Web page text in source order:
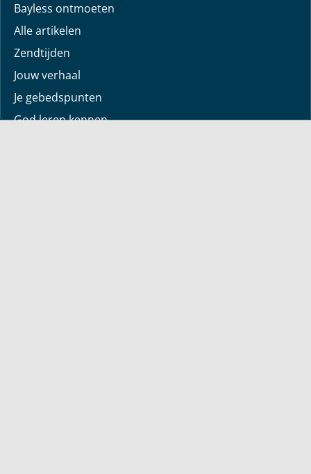
Bayless ontmoeten
Alle artikelen
Zendtijden
Jouw verhaal
Je gebedspunten
God leren kennen